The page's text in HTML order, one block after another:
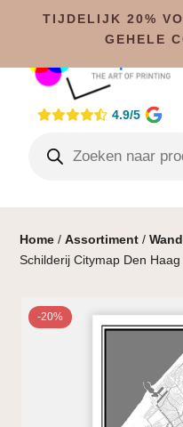
4.9/5
Home /Assortiment /
Schilderij Citymap Den Haag
-20%
TIJDELIJK 20%
GEHELE